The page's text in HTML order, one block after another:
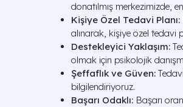
donatılmış merkezimizde,
Kişiye Özel Tedavi Planı:
alınarak, kişiye özel tedavi
Destekleyici Yaklaşım:
olmak için psikolojik
Şeffaflık ve Güven:
bilgilendiriyoruz.
Başarı Odaklı: Başarı